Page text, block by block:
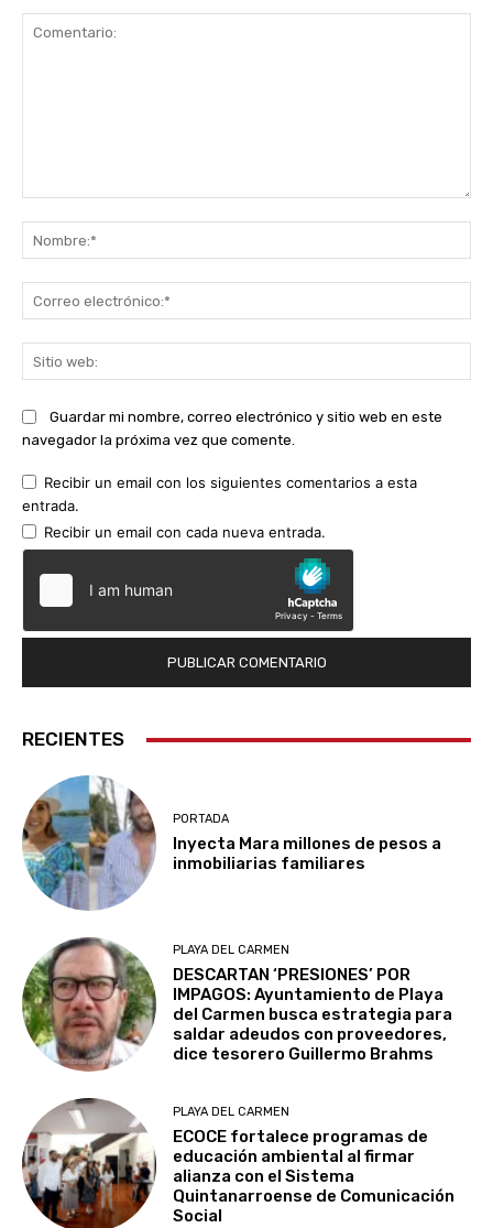
Guardar mi nombre, correo electrónico y sitio web en este
navegador la próxima vez que comente.
Recibir un email con los siguientes comentarios a esta
entrada.
Recibir un email con cada nueva entrada.
RECIENTES
PORTADA
Inyecta Mara millones de pesos a
inmobiliarias familiares
PLAYA DEL CARMEN
DESCARTAN ‘PRESIONES’ POR
IMPAGOS: Ayuntamiento de Playa
del Carmen busca estrategia para
saldar adeudos con proveedores,
dice tesorero Guillermo Brahms
PLAYA DEL CARMEN
ECOCE fortalece programas de
educación ambiental al firmar
alianza con el Sistema
Quintanarroense de Comunicación
Social